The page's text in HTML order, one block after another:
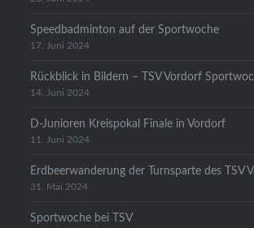
Speedbadminton auf der Sportwoche
17. Juni 2024
Rückblick in Bildern – TSV Vordorf
14. Juni 2024
D-Junioren Kreispokal Finale in Vordorf
11. Juni 2024
Erdbeerwanderung der Turnsparte des TSV
31. Mai 2024
Sportwoche bei TSV